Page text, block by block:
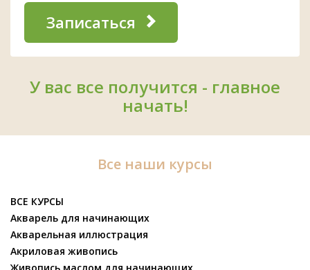
Записаться
У вас все получится - главное
начать!
Все наши курсы
ВСЕ КУРСЫ
Акварель для начинающих
Акварельная иллюстрация
Акриловая живопись
Живопись маслом для начинающих